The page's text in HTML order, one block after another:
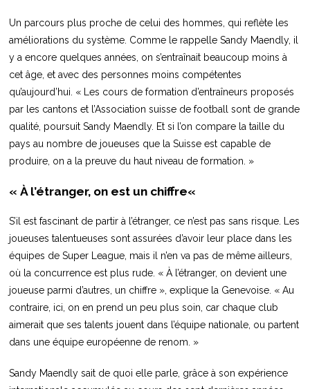
Un parcours plus proche de celui des hommes, qui reflète les
améliorations du système. Comme le rappelle Sandy Maendly, il
y a encore quelques années, on s’entraînait beaucoup moins à
cet âge, et avec des personnes moins compétentes
qu’aujourd’hui. « Les cours de formation d’entraîneurs proposés
par les cantons et l’Association suisse de football sont de grande
qualité, poursuit Sandy Maendly. Et si l’on compare la taille du
pays au nombre de joueuses que la Suisse est capable de
produire, on a la preuve du haut niveau de formation. »
« À l’étranger, on est un chiffre«
S’il est fascinant de partir à l’étranger, ce n’est pas sans risque. Les
joueuses talentueuses sont assurées d’avoir leur place dans les
équipes de Super League, mais il n’en va pas de même ailleurs,
où la concurrence est plus rude. « À l’étranger, on devient une
joueuse parmi d’autres, un chiffre », explique la Genevoise. « Au
contraire, ici, on en prend un peu plus soin, car chaque club
aimerait que ses talents jouent dans l’équipe nationale, ou partent
dans une équipe européenne de renom. »
Sandy Maendly sait de quoi elle parle, grâce à son expérience